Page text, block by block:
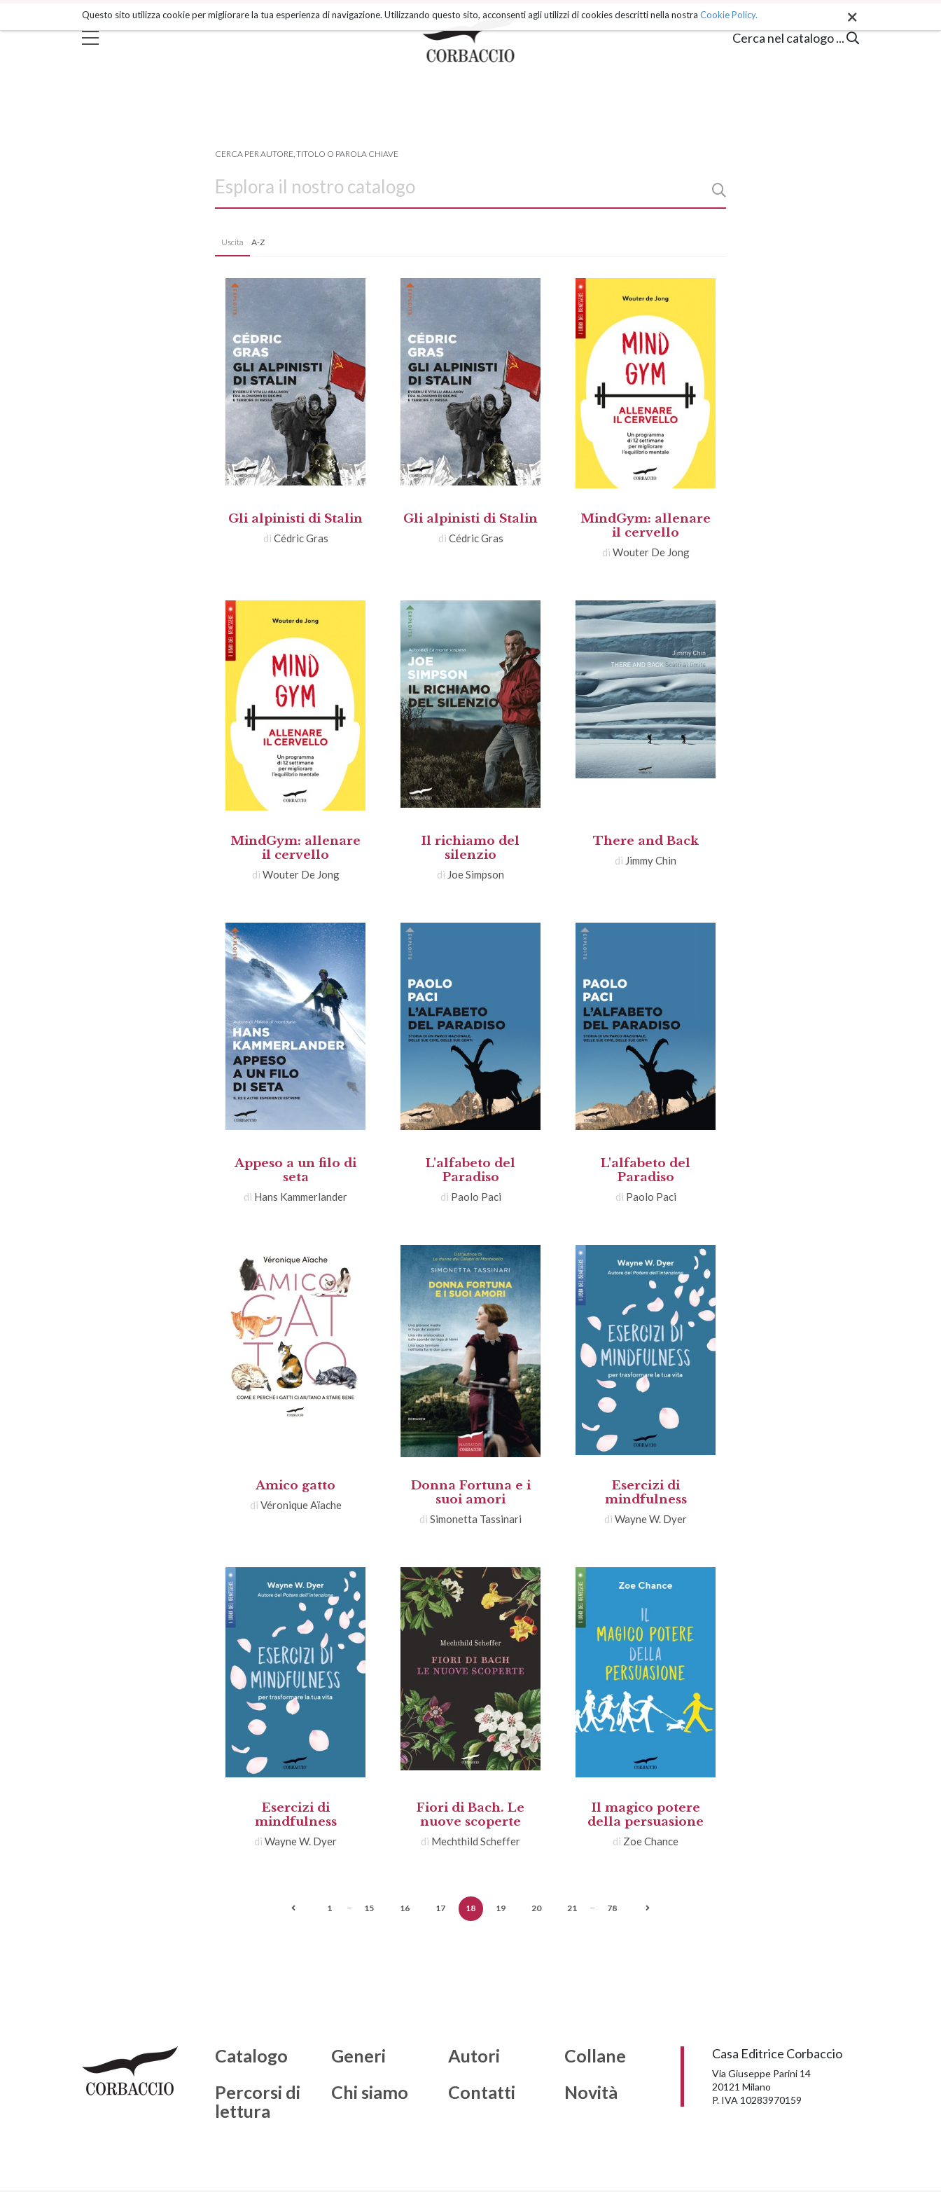
ai
contenuti.
|
Cerca nel catalogo ...
×
Questo sito utilizza cookie per migliorare la tua esperienza di navigazione. Utilizzando questo sito, acconsenti agli utilizzi di cookies descritti nella nostra Cookie Policy.
CERCA PER AUTORE, TITOLO O PAROLA CHIAVE
Uscita A-Z
Gli alpinisti di Stalin
di Cédric Gras
Gli alpinisti di Stalin
di Cédric Gras
MindGym: allenare
il cervello
di Wouter De Jong
MindGym: allenare
il cervello
di Wouter De Jong
Il richiamo del
silenzio
di Joe Simpson
There and Back
di Jimmy Chin
Appeso a un filo di
seta
di Hans Kammerlander
L'alfabeto del
Paradiso
di Paolo Paci
L'alfabeto del
Paradiso
di Paolo Paci
Amico gatto
di Véronique Aïache
Donna Fortuna e i
suoi amori
di Simonetta Tassinari
Esercizi di
mindfulness
di Wayne W. Dyer
Esercizi di
mindfulness
di Wayne W. Dyer
Fiori di Bach. Le
nuove scoperte
di Mechthild Scheffer
Il magico potere
della persuasione
di Zoe Chance
1 15 16 17 18 19 20 21 78
Catalogo
Percorsi di
lettura
Generi
Chi siamo
Autori
Contatti
Collane
Novità
Casa Editrice Corbaccio
Via Giuseppe Parini 14
20121 Milano
P. IVA 10283970159